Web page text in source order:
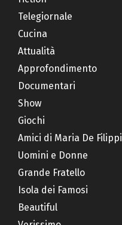
Telegiornale
Cucina
Attualità
Approfondimento
Documentari
Show
Giochi
Amici di Maria De Filippi
Uomini e Donne
Grande Fratello
Isola dei Famosi
Beautiful